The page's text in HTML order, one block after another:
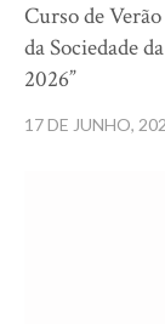
Curso de
da Sociedade
2026”
17 DE JUNHO,